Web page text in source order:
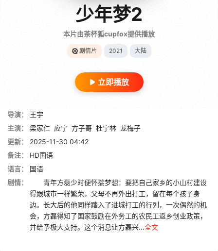
少年梦2
本片由茶杯狐cupfox提供播放
剧情片 2021 大陆
立即播放
导演：
王宇
主演：
梁家仁 应宁 方子哥 杜宁林 龙梅子
更新：
2025-11-30 04:42
备注：
HD国语
语言：
国语
剧情：
青年方磊少时便怀揣梦想：要把自己家乡的小山村建设
得跟城市一样繁荣，父母不再外出打工，留在每个孩子身
边。长大后的他同样踏入了进城打工的行列，一次偶然的机
会，方磊得知了国家鼓励在外务工的农民工返乡创业政策，
并给予极大支持。这个消息让方磊兴...全文